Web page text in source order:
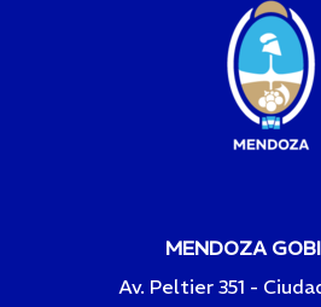
MENDOZA
Av. Peltier 351 -